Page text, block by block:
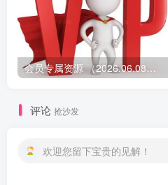
会员专属资源 （2026.06.08更新）
评论 抢沙发
欢迎您留下宝贵的见解！